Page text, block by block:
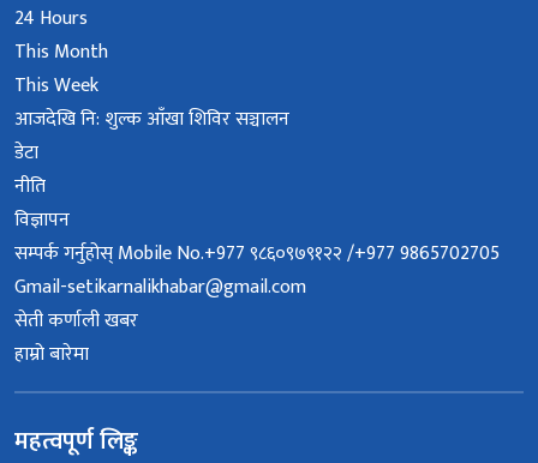
24 Hours
This Month
This Week
आजदेखि नि: शुल्क आँखा शिविर सञ्चालन
डेटा
नीति
विज्ञापन
सम्पर्क गर्नुहोस् Mobile No.+977 ९८६०९७९१२२ /+977 9865702705
Gmail-setikarnalikhabar@gmail.com
सेती कर्णाली खबर
हाम्रो बारेमा
महत्वपूर्ण लिङ्क